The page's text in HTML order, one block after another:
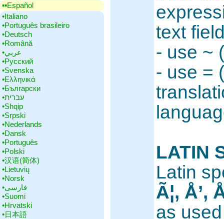
▪▪‎Español
•‎Italiano
•‎Português brasileiro
•‎Deutsch
•‎Română
•‎عربي
•‎Русский
•‎Svenska
•‎Ελληνικά
•‎Български
•‎עברית
•‎Shqip
•‎Srpski
•‎Nederlands
•‎Dansk
•‎Português
•‎Polski
•‎汉语(简体)
•‎Lietuvių
•‎Norsk
•‎فارسی
•‎Suomi
•‎Hrvatski
•‎日本語
text
- use ~
- use =
LATIN
Latin
Ã¦, Å’,
as